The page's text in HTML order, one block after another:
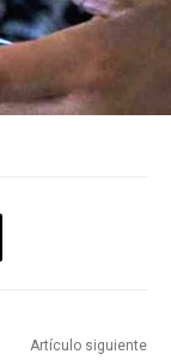
Artículo siguiente